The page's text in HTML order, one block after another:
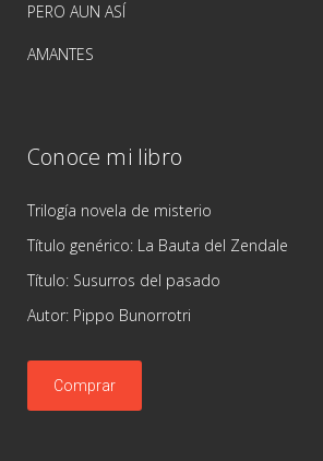
PERO AUN ASÍ
AMANTES
Conoce mi libro
Trilogía novela de misterio
Título genérico: La Bauta del Zendale
Título: Susurros del pasado
Autor: Pippo Bunorrotri
Comprar